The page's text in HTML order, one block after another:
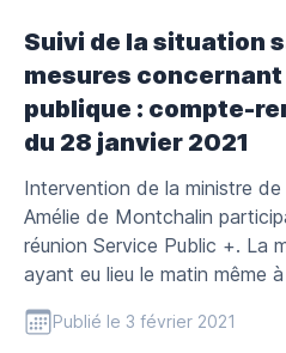
Suivi de la situation
mesures
publique : compte-
du 28 janvier 2021
Intervention de la ministre
Amélie de Montchalin
réunion Service Public +. La
ayant eu lieu le matin même
Publié le 3 février 2021